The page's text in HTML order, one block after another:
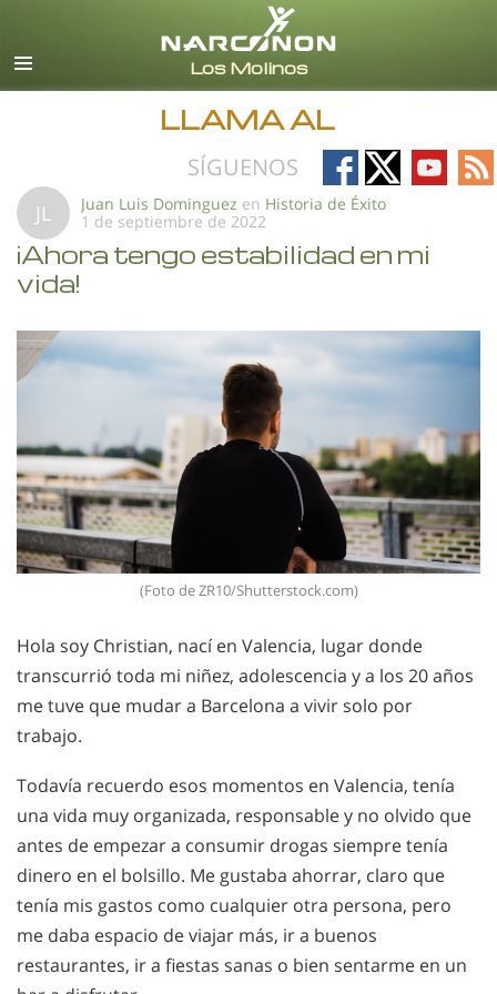
Español (Castellano)
Todas las Regiones/Idiomas
LLAMA AL
SÍGUENOS
Follow
on
Follow
on
Follow
on
on
JL Juan Luis Dominguez en Historia de Éxito
1 de septiembre de 2022
¡Ahora tengo estabilidad en mi
vida!
(Foto de ZR10/Shutterstock.com)
Hola soy Christian, nací en Valencia, lugar donde
transcurrió toda mi niñez, adolescencia y a los 20 años
me tuve que mudar a Barcelona a vivir solo por
trabajo.
Todavía recuerdo esos momentos en Valencia, tenía
una vida muy organizada, responsable y no olvido que
antes de empezar a consumir drogas siempre tenía
dinero en el bolsillo. Me gustaba ahorrar, claro que
tenía mis gastos como cualquier otra persona, pero
me daba espacio de viajar más, ir a buenos
restaurantes, ir a fiestas sanas o bien sentarme en un